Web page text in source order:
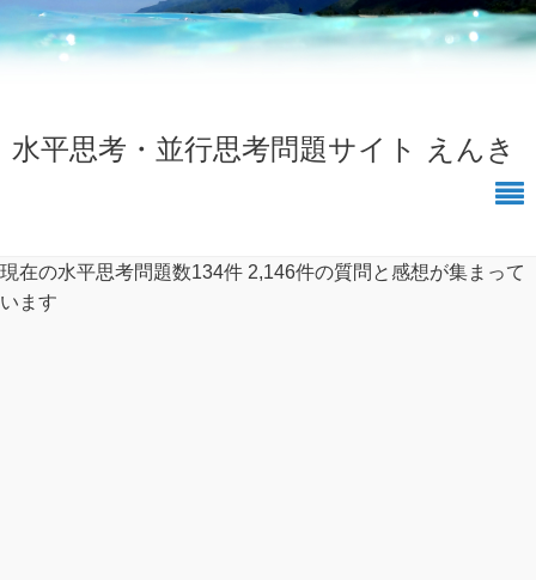
水平思考・並行思考問題サイト えんき
現在の水平思考問題数134件 2,146件の質問と感想が集まって
います